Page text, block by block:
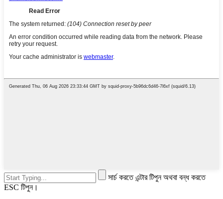
সার্চ করতে এন্টার টিপুন অথবা বন্ধ করতে
ESC টিপুন।